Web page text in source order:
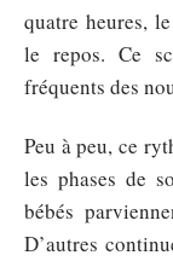
quatre heures,
le repos. Ce
fréquents des
Peu à peu, ce
les phases de
bébés
D’autres